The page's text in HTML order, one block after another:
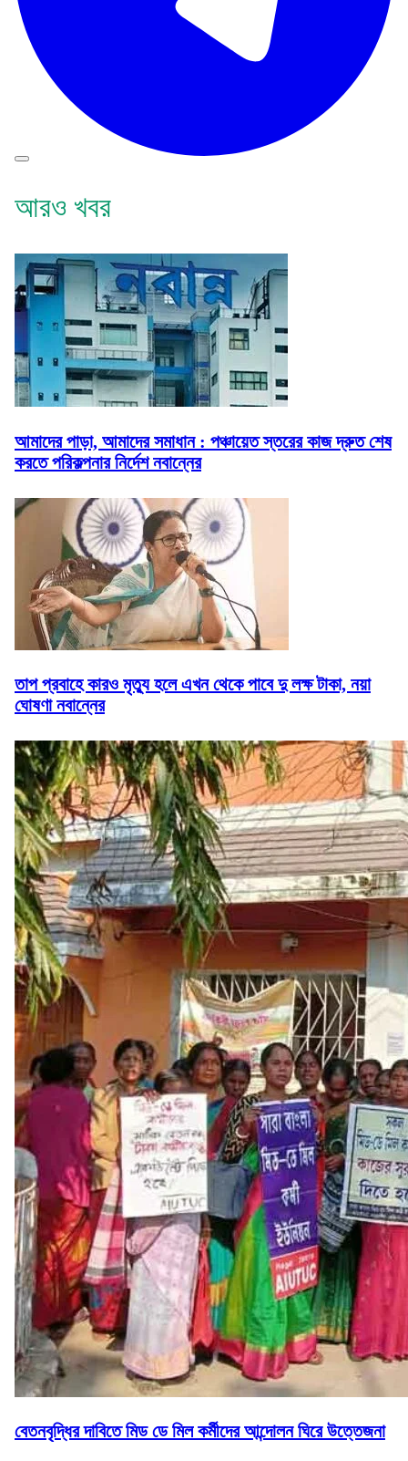
আরও খবর
আমাদের পাড়া, আমাদের সমাধান : পঞ্চায়েত স্তরের কাজ দ্রুত শেষ
করতে পরিকল্পনার নির্দেশ নবান্নের
তাপ প্রবাহে কারও মৃত্যু হলে এখন থেকে পাবে দু লক্ষ টাকা, নয়া
ঘোষণা নবান্নের
বেতনবৃদ্ধির দাবিতে মিড ডে মিল কর্মীদের আন্দোলন ঘিরে উত্তেজনা